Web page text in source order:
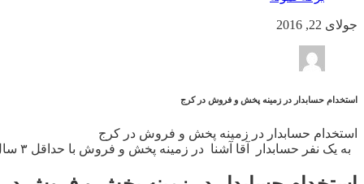
جولای 22, 2016
استخدام حسابدار در زمینه پخش و فروش در کرج
استخدام حسابدار در زمینه پخش و فروش در کرج
به یک نفر حسابدار آقا آشنا در زمینه پخش و فروش با حداقل ۳ سال سابقه کار در البرز نیازمندیم. شماره تماس: ۰۹۳۰۶۱۹۲۷۵۷